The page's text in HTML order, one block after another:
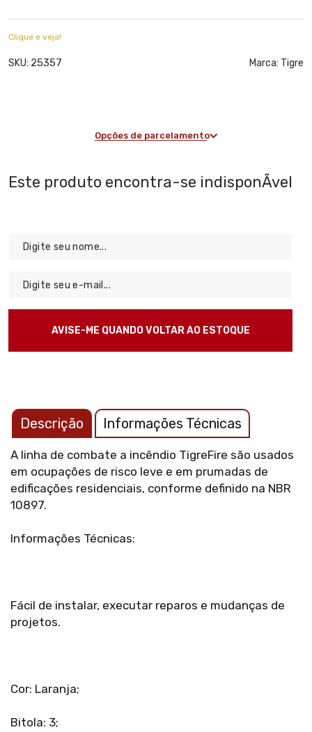
Clique e veja!
SKU: 25357 Marca: Tigre
Opções de parcelamento
Descrição Informações Técnicas
A linha de combate a incêndio TigreFire são usados
em ocupações de risco leve e em prumadas de
edificações residenciais, conforme definido na NBR
10897.
Informações Técnicas:
Fácil de instalar, executar reparos e mudanças de
projetos.
Cor: Laranja;
Bitola: 3;